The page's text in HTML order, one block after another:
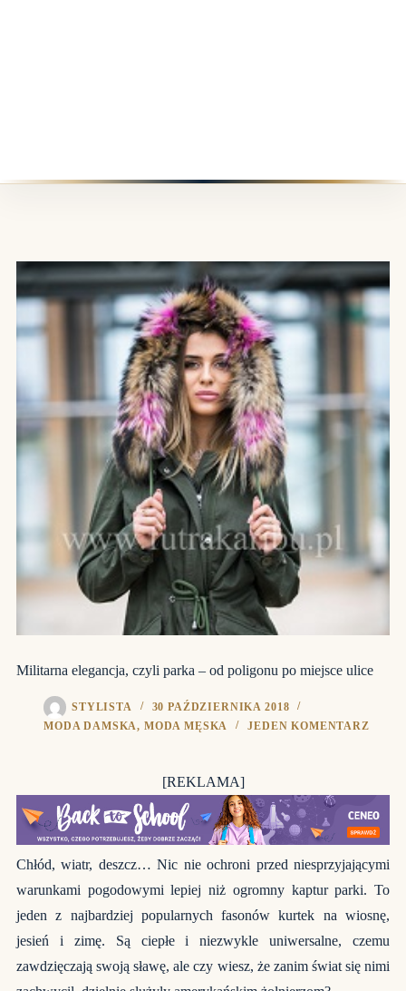
Militarna elegancja, czyli parka – od poligonu po miejsce ulice
STYLISTA
30 PAŹDZIERNIKA 2018
MODA DAMSKA, MODA MĘSKA JEDEN KOMENTARZ
[REKLAMA]
Chłód, wiatr, deszcz… Nic nie ochroni przed niesprzyjającymi
warunkami pogodowymi lepiej niż ogromny kaptur parki. To
jeden z najbardziej popularnych fasonów kurtek na wiosnę,
jesień i zimę. Są ciepłe i niezwykle uniwersalne, czemu
zawdzięczają swoją sławę, ale czy wiesz, że zanim świat się nimi